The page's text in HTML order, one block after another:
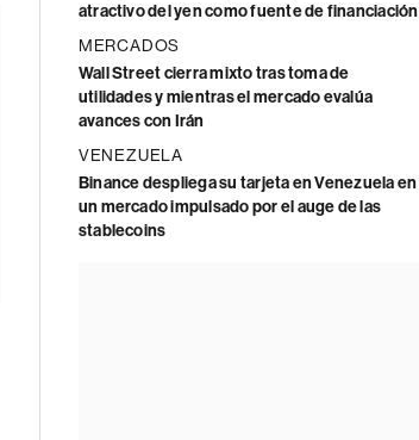
atractivo del yen como fuente de financiación
MERCADOS
Wall Street cierra mixto tras toma de
utilidades y mientras el mercado evalúa
avances con Irán
VENEZUELA
Binance despliega su tarjeta en Venezuela en
un mercado impulsado por el auge de las
stablecoins